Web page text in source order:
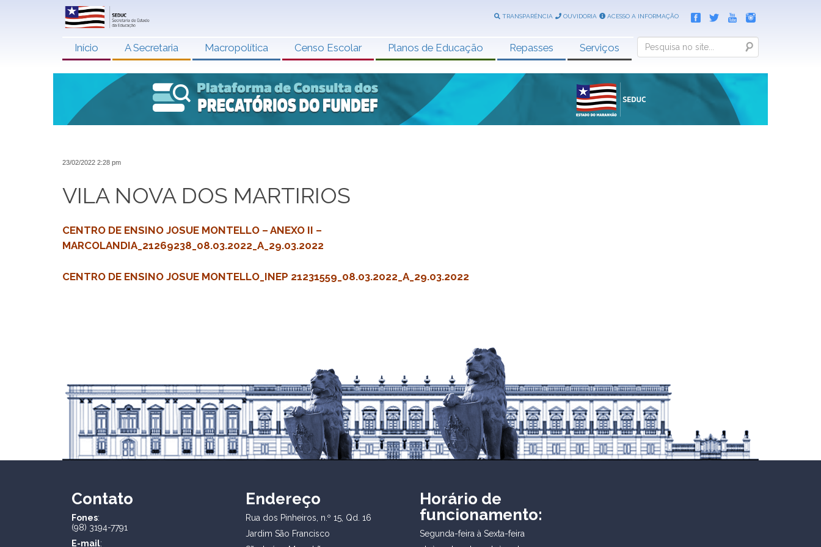
TRANSPARÊNCIA OUVIDORIA ACESSO A INFORMAÇÃO
Início A Secretaria Macropolítica Censo Escolar Planos de Educação Repasses Serviços Search
23/02/2022 2:28 pm
VILA NOVA DOS MARTIRIOS
CENTRO DE ENSINO JOSUE MONTELLO – ANEXO II –
MARCOLANDIA_21269238_08.03.2022_A_29.03.2022
CENTRO DE ENSINO JOSUE MONTELLO_INEP 21231559_08.03.2022_A_29.03.2022
Contato
Fones:
(98) 3194-7791
E-mail:
Endereço
Rua dos Pinheiros, n.º 15, Qd. 16
Jardim São Francisco
Horário de
funcionamento:
Segunda-feira à Sexta-feira